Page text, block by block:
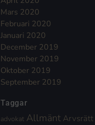
Mars 2020
Februari 2020
Januari 2020
December 2019
November 2019
Oktober 2019
September 2019
Taggar
advokat Allmänt Arvsrätt